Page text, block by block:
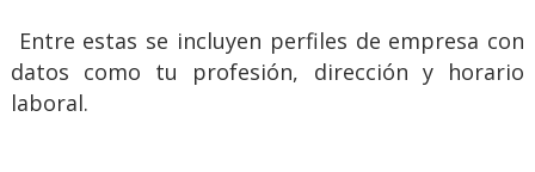
Entre estas se incluyen perfiles de empresa con
datos como tu profesión, dirección y horario
laboral.